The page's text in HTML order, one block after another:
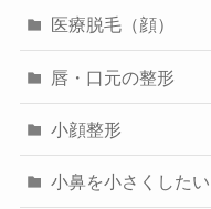
医療脱毛（顔）
唇・口元の整形
小顔整形
小鼻を小さくしたい